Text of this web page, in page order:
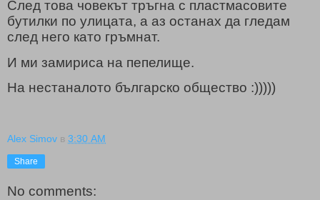
След това човекът тръгна с пластмасовите
бутилки по улицата, а аз останах да гледам
след него като гръмнат.
И ми замириса на пепелище.
На нестаналото българско общество :)))))
Alex Simov в 3:30 AM
Share
No comments: